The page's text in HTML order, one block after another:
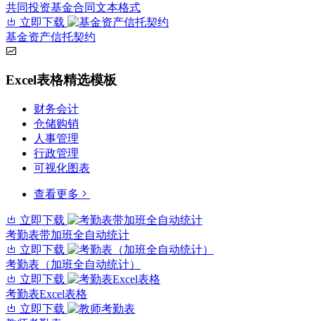
共同投资基金合同文本格式
立即下载
基金资产信托契约
Excel表格精选模板
财务会计
仓储购销
人事管理
行政管理
可视化图表
查看更多
立即下载
考勤表带加班全自动统计
立即下载
考勤表（加班全自动统计）
立即下载
考勤表Excel表格
立即下载